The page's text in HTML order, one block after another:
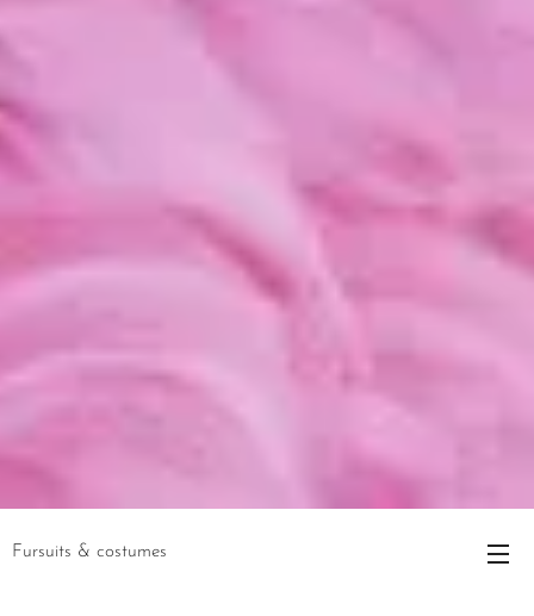
Fursuits & costumes